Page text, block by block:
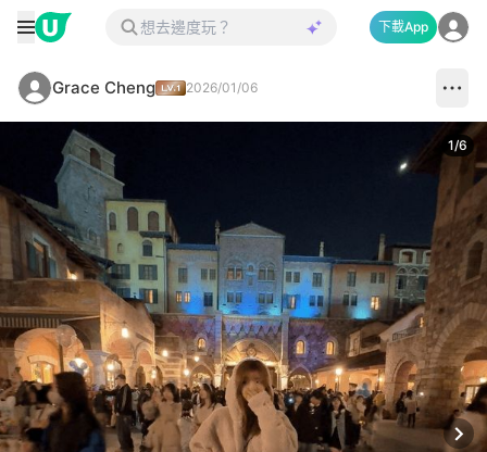
下載App
Grace Cheng 2026/01/06
1/6